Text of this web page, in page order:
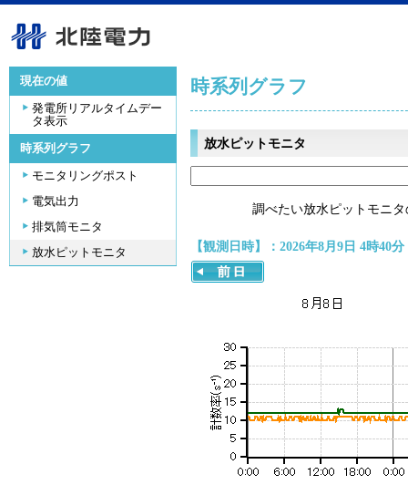
現在の値
発電所リアルタイムデー
タ表示
時系列グラフ
モニタリングポスト
電気出力
排気筒モニタ
放水ピットモニタ
時系列グラフ
放水ピットモニタ
調べたい放水ピットモニ
【観測日時】：2026年8月9日 4時40分